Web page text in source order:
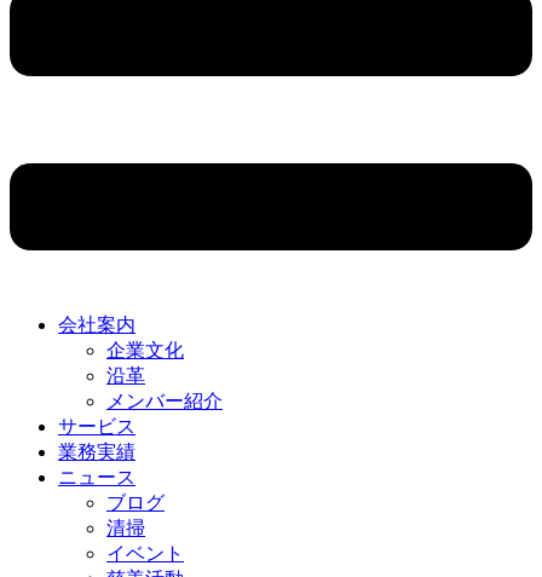
会社案内
企業文化
沿革
メンバー紹介
サービス
業務実績
ニュース
ブログ
清掃
イベント